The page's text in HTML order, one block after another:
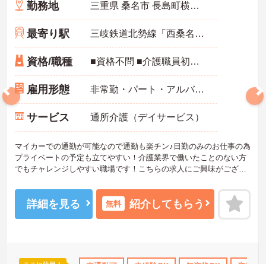
勤務地 三重県 桑名市 長島町横満蔵573
最寄り駅 三岐鉄道北勢線「西桑名駅」バス・車11分
資格/職種 ■資格不問 ■介護職員初任者研修以上あれば尚可（ヘルパー2級） ■経験不問
雇用形態 非常勤・パート・アルバイト
サービス 通所介護（デイサービス）
マイカーでの通勤が可能なので通勤も楽チン♪日勤のみのお仕事の為
プライベートの予定も立てやすい！介護業界で働いたことのない方
でもチャレンジしやすい職場です！こちらの求人にご興味がござい
おります。
詳細を見る 無料 紹介してもらう